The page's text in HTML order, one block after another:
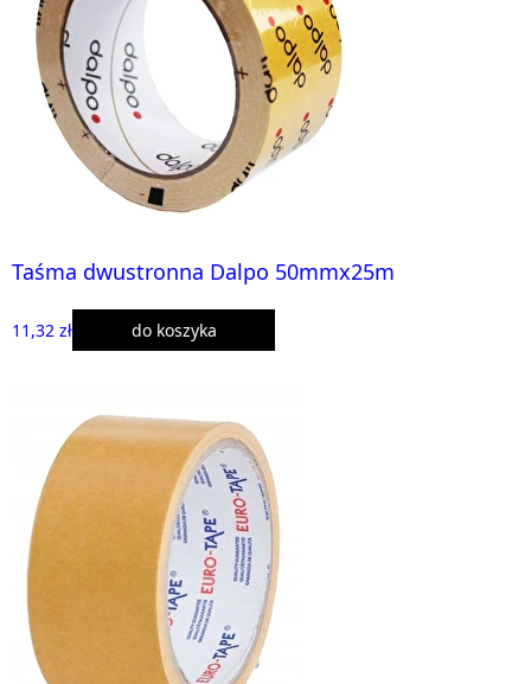
Taśma dwustronna Dalpo 50mmx25m
11,32 zł do koszyka